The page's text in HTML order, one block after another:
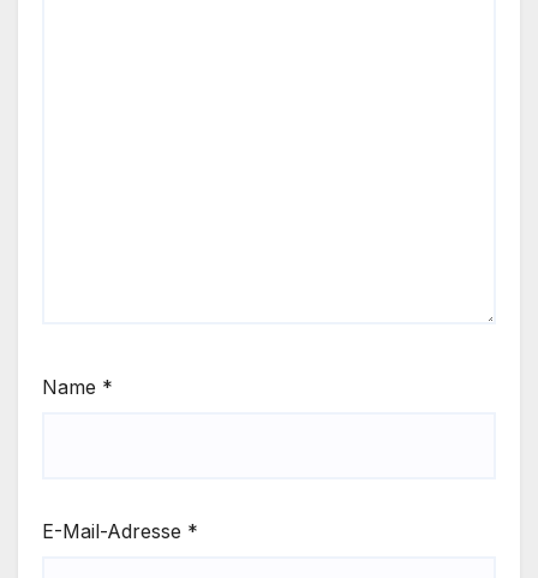
Name *
E-Mail-Adresse *